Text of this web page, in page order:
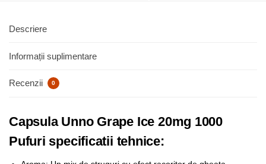
Descriere
Informații suplimentare
Recenzii 0
Capsula Unno Grape Ice 20mg 1000
Pufuri specificatii tehnice: